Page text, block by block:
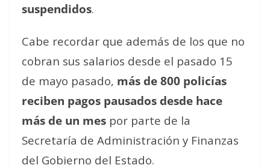
suspendidos.
Cabe recordar que además de los que no
cobran sus salarios desde el pasado 15
de mayo pasado, más de 800 policías
reciben pagos pausados desde hace
más de un mes por parte de la
Secretaría de Administración y Finanzas
del Gobierno del Estado.